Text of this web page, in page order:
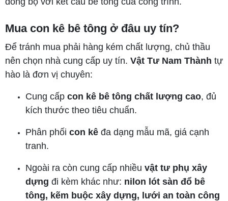
Mua con kê bê tông ở đâu uy tín?
Để tránh mua phải hàng kém chất lượng, chủ thầu
nên chọn nhà cung cấp uy tín. Vật Tư Nam Thành tự
hào là đơn vị chuyên:
Cung cấp con kê bê tông chất lượng cao, đủ
kích thước theo tiêu chuẩn.
Phân phối con kê đa dạng mẫu mã, giá cạnh
tranh.
Ngoài ra còn cung cấp nhiều vật tư phụ xây
dựng đi kèm khác như: nilon lót sàn đổ bê
tông, kẽm buộc xây dựng, lưới an toàn công